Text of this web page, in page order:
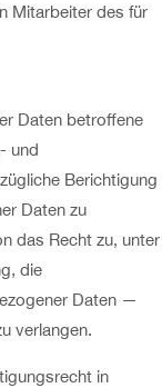
Mitarbeiter des für
Daten betroffene
und
Berichtigung
Daten zu
das Recht zu, unter
die
Daten —
verlangen.
in